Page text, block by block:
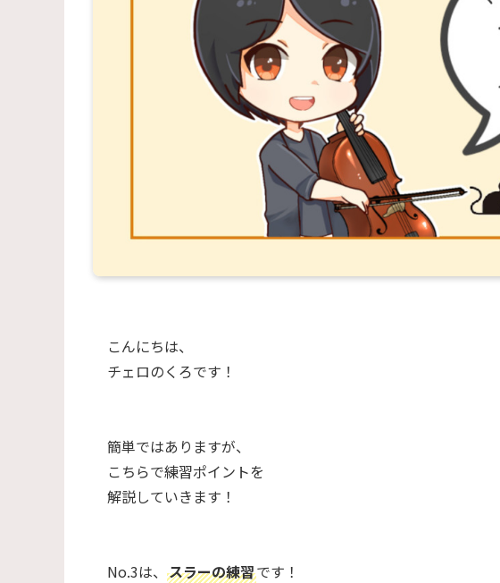
こんにちは、
チェロのくろです！
簡単ではありますが、
こちらで練習ポイントを
解説していきます！
No.3は、 スラーの練習です！